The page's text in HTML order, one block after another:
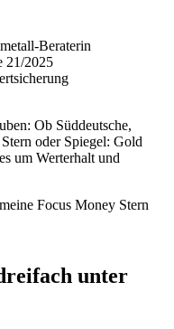
Ob Süddeutsche,
oder Spiegel: Gold
um Werterhalt und
Focus Money Stern
unter